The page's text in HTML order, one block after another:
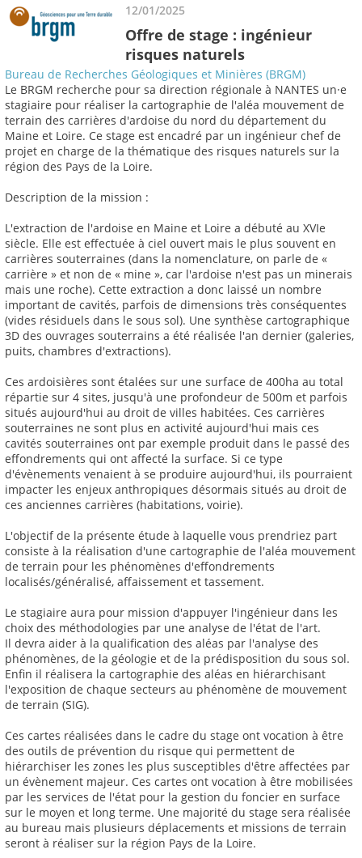
12/01/2025
Offre de stage : ingénieur
risques naturels
Bureau de Recherches Géologiques et Minières (BRGM)
Le BRGM recherche pour sa direction régionale à NANTES un·e
stagiaire pour réaliser la cartographie de l'aléa mouvement de
terrain des carrières d'ardoise du nord du département du
Maine et Loire. Ce stage est encadré par un ingénieur chef de
projet en charge de la thématique des risques naturels sur la
région des Pays de la Loire.
Description de la mission :
L'extraction de l'ardoise en Maine et Loire a débuté au XVIe
siècle. Elle est effectuée à ciel ouvert mais le plus souvent en
carrières souterraines (dans la nomenclature, on parle de «
carrière » et non de « mine », car l'ardoise n'est pas un minerais
mais une roche). Cette extraction a donc laissé un nombre
important de cavités, parfois de dimensions très conséquentes
(vides résiduels dans le sous sol). Une synthèse cartographique
3D des ouvrages souterrains a été réalisée l'an dernier (galeries,
puits, chambres d'extractions).
Ces ardoisières sont étalées sur une surface de 400ha au total
répartie sur 4 sites, jusqu'à une profondeur de 500m et parfois
situés aujourd'hui au droit de villes habitées. Ces carrières
souterraines ne sont plus en activité aujourd'hui mais ces
cavités souterraines ont par exemple produit dans le passé des
effondrements qui ont affecté la surface. Si ce type
d'évènements venaient à se produire aujourd'hui, ils pourraient
impacter les enjeux anthropiques désormais situés au droit de
ces anciennes carrières (habitations, voirie).
L'objectif de la présente étude à laquelle vous prendriez part
consiste à la réalisation d'une cartographie de l'aléa mouvement
de terrain pour les phénomènes d'effondrements
localisés/généralisé, affaissement et tassement.
Le stagiaire aura pour mission d'appuyer l'ingénieur dans les
choix des méthodologies par une analyse de l'état de l'art.
Il devra aider à la qualification des aléas par l'analyse des
phénomènes, de la géologie et de la prédisposition du sous sol.
Enfin il réalisera la cartographie des aléas en hiérarchisant
l'exposition de chaque secteurs au phénomène de mouvement
de terrain (SIG).
Ces cartes réalisées dans le cadre du stage ont vocation à être
des outils de prévention du risque qui permettent de
hiérarchiser les zones les plus susceptibles d'être affectées par
un évènement majeur. Ces cartes ont vocation à être mobilisées
par les services de l'état pour la gestion du foncier en surface
sur le moyen et long terme. Une majorité du stage sera réalisée
au bureau mais plusieurs déplacements et missions de terrain
seront à réaliser sur la région Pays de la Loire.